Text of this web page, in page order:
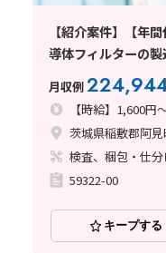
【紹介案件】【年
導体フィルターの
月収例
【時給】1,600円
茨城県稲敷郡阿
検査、梱包・仕
59322-00
キープする